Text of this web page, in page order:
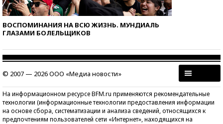
ВОСПОМИНАНИЯ НА ВСЮ ЖИЗНЬ. МУНДИАЛЬ
ГЛАЗАМИ БОЛЕЛЬЩИКОВ
© 2007 — 2026 ООО «Медиа новости»
На информационном ресурсе BFM.ru применяются рекомендательные
технологии (информационные технологии предоставления информации
на основе сбора, систематизации и анализа сведений, относящихся к
предпочтениям пользователей сети «Интернет», находящихся на